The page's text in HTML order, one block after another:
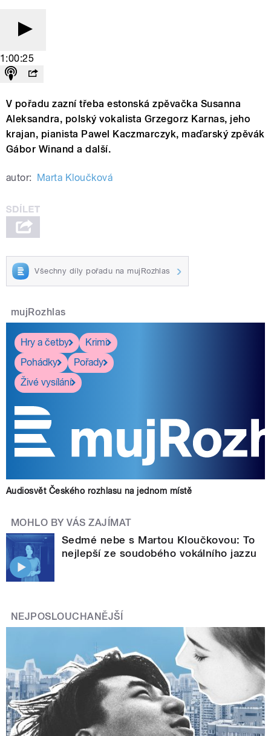
1:00:25
V pořadu zazní třeba estonská zpěvačka Susanna
Aleksandra, polský vokalista Grzegorz Karnas, jeho
krajan, pianista Pawel Kaczmarczyk, maďarský zpěvák
Gábor Winand a další.
autor: Marta Kloučková
Všechny díly pořadu na mujRozhlas
mujRozhlas
Hry a četby
Krimi
Pohádky
Pořady
Živé vysílání
Audiosvět Českého rozhlasu na jednom místě
MOHLO BY VÁS ZAJÍMAT
Sedmé nebe s Martou Kloučkovou: To
nejlepší ze soudobého vokálního jazzu
NEJPOSLOUCHANĚJŠÍ